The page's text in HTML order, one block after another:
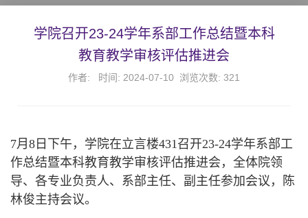
学院召开23-24学年系部工作总结暨本科
教育教学审核评估推进会
作者: 时间: 2024-07-10 浏览次数: 321
7月 8 日下午，学院在立言楼431召开23-24学年系部工
作总结暨本科教育教学审核评估推进会，全体院领
导、各专业负责人、系部主任、副主任参加会议，陈
林俊主持会议。